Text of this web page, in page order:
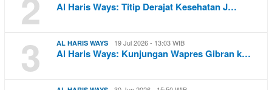
Al Haris Ways: Titip Derajat Kesehatan J…
3 AL HARIS WAYS 19 Jul 2026 - 13:03 WIB
Al Haris Ways: Kunjungan Wapres Gibran k…